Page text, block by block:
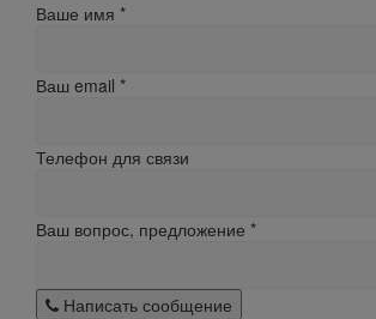
Ваше имя *
Ваш email *
Телефон для связи
Ваш вопрос, предложение *
Написать сообщение